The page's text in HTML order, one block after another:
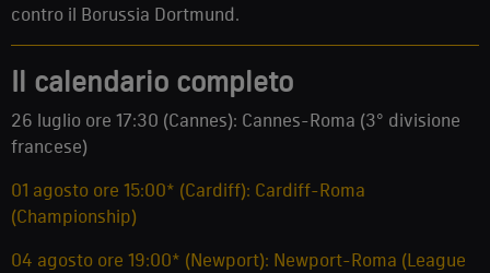
contro il Borussia Dortmund.
Il calendario completo
26 luglio ore 17:30 (Cannes): Cannes-Roma (3° divisione
francese)
01 agosto ore 15:00* (Cardiff): Cardiff-Roma
(Championship)
04 agosto ore 19:00* (Newport): Newport-Roma (League